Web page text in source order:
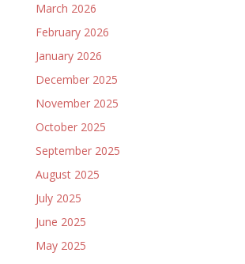
March 2026
February 2026
January 2026
December 2025
November 2025
October 2025
September 2025
August 2025
July 2025
June 2025
May 2025